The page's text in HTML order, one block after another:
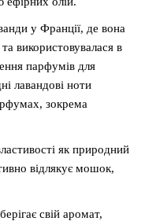
у Франції, де вона
використовувалася в
парфумів для
лавандові ноти
зокрема
як природний
відлякує мошок,
свій аромат,